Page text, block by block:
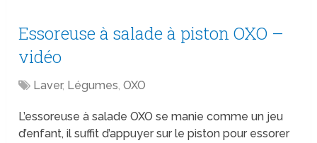
Essoreuse à salade à piston OXO –
vidéo
Laver, Légumes,OXO
L’essoreuse à salade OXO se manie comme un jeu
d’enfant, il suffit d’appuyer sur le piston pour essorer